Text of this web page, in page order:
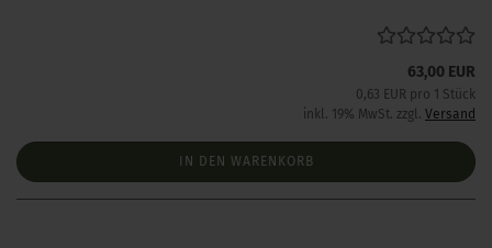
63,00 EUR
0,63 EUR pro 1 Stück
inkl. 19% MwSt. zzgl. Versand
IN DEN WARENKORB